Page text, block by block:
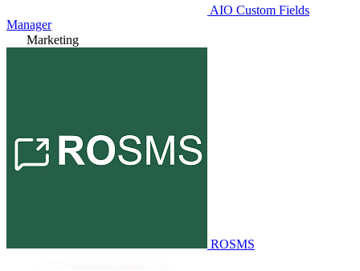
AIO Custom Fields
Manager
Marketing
ROSMS